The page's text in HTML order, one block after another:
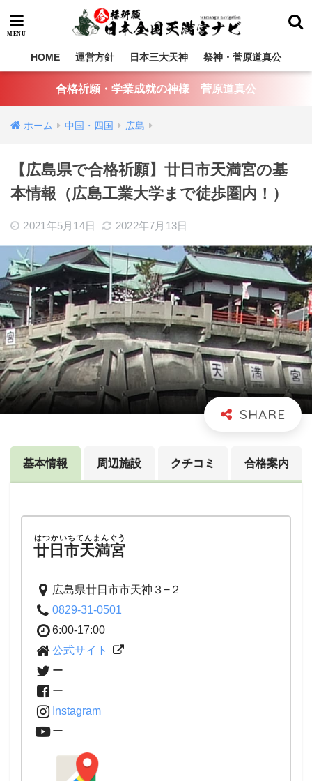
HOME 運営方針 日本三大天神 祭神・菅原道真公
合格祈願・学業成就の神様 菅原道真公
ホーム 中国・四国 広島
【広島県で合格祈願】廿日市天満宮の基
本情報（広島工業大学まで徒歩圏内！）
2021年5月14日 2022年7月13日
基本情報
廿日市天満宮
はつかいちてんまんぐう
広島県廿日市市天神３−２
0829-31-0501
6:00-17:00
公式サイト
ー
ー
Instagram
ー
周辺施設 クチコミ 合格案内